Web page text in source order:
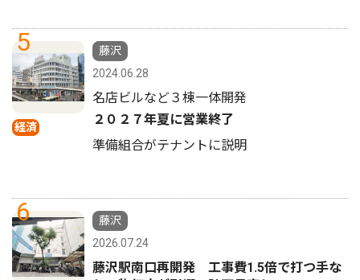
5
経済
藤沢
2024.06.28
名店ビルなど３棟一体開発
２０２７年夏に営業終了
準備組合がテナントに説明
6
藤沢
2026.07.24
藤沢駅南口再開発 工事費1.5倍で打つ手な